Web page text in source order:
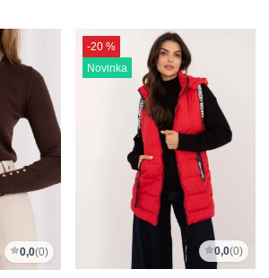
0,0(0)
-20 %
Novinka
0,0(0)